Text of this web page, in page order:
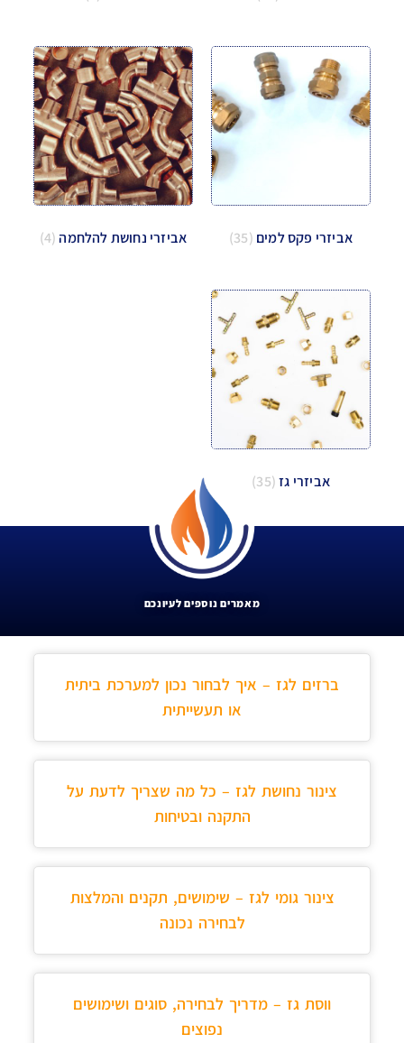
אביזרי פקס למים (35) אביזרי נחושת להלחמה(4)
אביזרי גז(35)
מאמרים נוספים לעיונכם
ברזים לגז – איך לבחור נכון למערכת ביתית
או תעשייתית
צינור נחושת לגז – כל מה שצריך לדעת על
התקנה ובטיחות
צינור גומי לגז – שימושים, תקנים והמלצות
לבחירה נכונה
ווסת גז – מדריך לבחירה, סוגים ושימושים
נפוצים